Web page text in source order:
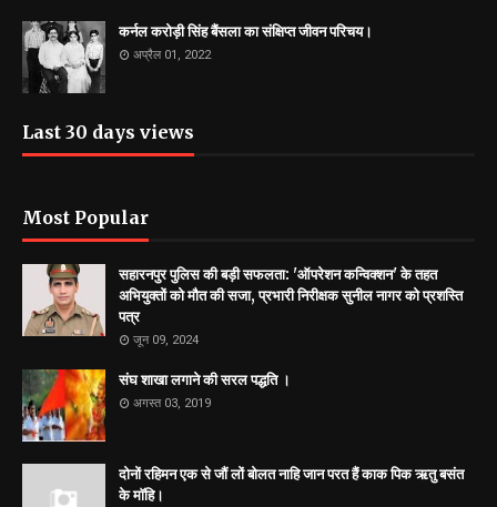
कर्नल करोड़ी सिंह बैंसला का संक्षिप्त जीवन परिचय।
अप्रैल 01, 2022
Last 30 days views
Most Popular
सहारनपुर पुलिस की बड़ी सफलता: 'ऑपरेशन कन्विक्शन' के तहत
अभियुक्तों को मौत की सजा, प्रभारी निरीक्षक सुनील नागर को प्रशस्ति
पत्र
जून 09, 2024
संघ शाखा लगाने की सरल पद्धति ।
अगस्त 03, 2019
दोनों रहिमन एक से जौं लों बोलत नाहि जान परत हैं काक पिक ऋतु बसंत
के माॅहि।